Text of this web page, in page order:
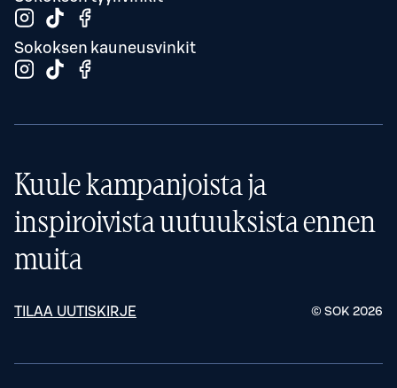
Sokoksen kauneusvinkit
Kuule kampanjoista ja
inspiroivista uutuuksista ennen
muita
TILAA UUTISKIRJE © SOK 2026